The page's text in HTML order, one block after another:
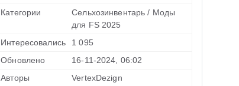
Категории
Сельхозинвентарь / Моды
для FS 2025
Интересовались
1 095
Обновлено
16-11-2024, 06:02
Авторы
VertexDezign